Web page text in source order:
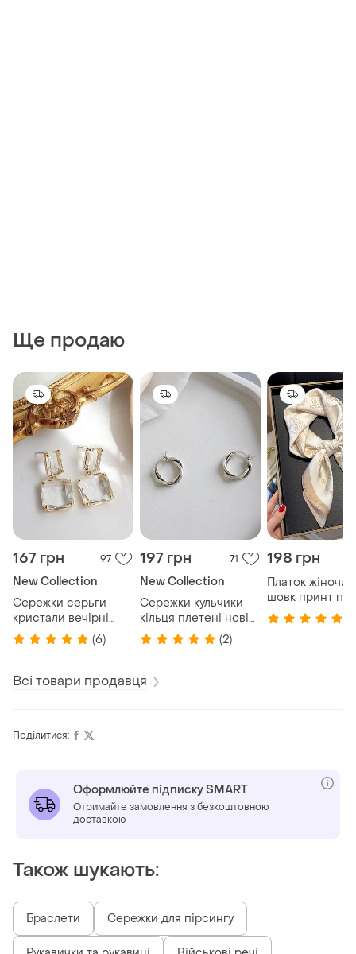
Ще продаю
167 грн 97
New Collection
Сережки серьги
кристали вечірні
золотисті якісні
тренд нові
(6)
197 грн 71
New Collection
Сережки кульчики
кільця плетені нові
s925
(2)
198 грн
Платок
шовк принт
білий 70 см
Всі товари продавця
Поділитися:
Оформлюйте підписку SMART
Отримайте замовлення з безкоштовною
доставкою
Також шукають:
Браслети Сережки для пірсингу